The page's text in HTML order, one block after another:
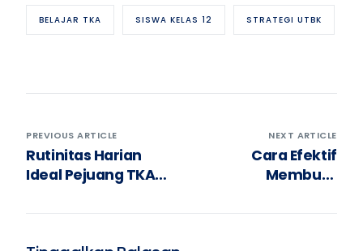
BELAJAR TKA SISWA KELAS 12 STRATEGI UTBK
PREVIOUS ARTICLE
Rutinitas Harian
Ideal Pejuang TKA
NEXT ARTICLE
Cara Efektif
Membuat
TKA